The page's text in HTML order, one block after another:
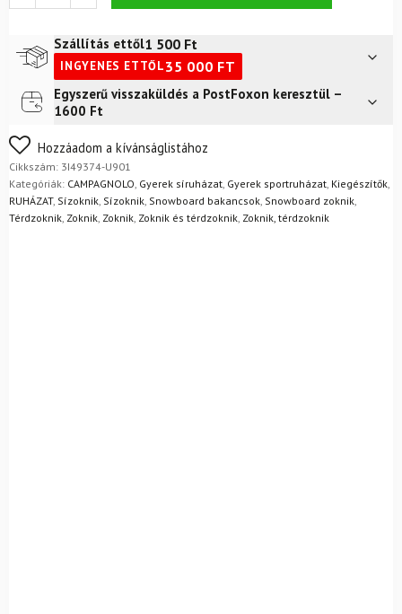
Sock
Nero
mennyiség
Szállítás ettől1 500 Ft
INGYENES ETTŐL35 000 FT
Futár a címre2 400
FoxPost
Egyszerű visszaküldés a PostFoxon keresztül –
1600 Ft
Nem biztos a választásában? Semmi gond – a terméket
egyszerűen visszaküldheti 14 napon belül, indoklás nélkül.
Mik a visszaküldés feltételei?
Hozzáadom a kívánságlistához
Cikkszám: 3I49374-U901
Kategóriák: CAMPAGNOLO Gyerek síruházat Gyerek sportruházat Kiegészítők
RUHÁZAT, Sízoknik Sízoknik Snowboard bakancsok Snowboard zoknik
Térdzoknik Zoknik Zoknik Zoknik és térdzoknik Zoknik, térdzoknik